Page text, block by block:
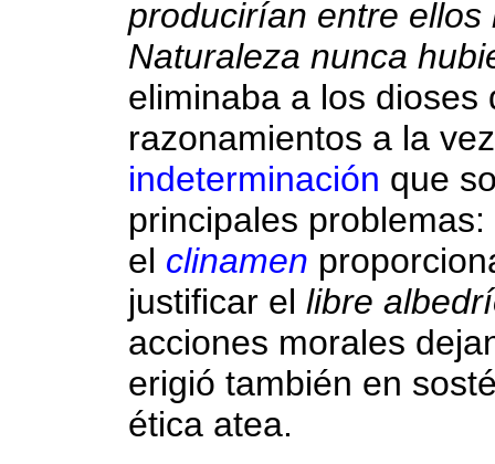
producirían entre
Naturaleza nunca
eliminaba a los dioses
razonamientos a la
indeterminación que
principales
el clinamen
justificar el libre
acciones morales
erigió también en
ética atea.